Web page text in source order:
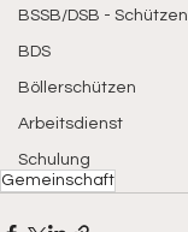
BSSB/DSB - Schützen
BDS
Böllerschützen
Arbeitsdienst
Schulung
Gemeinschaft